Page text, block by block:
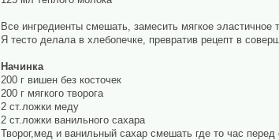
Все ингредиенты смешать, замесить мягкое
Я тесто делала в хлебопечке, превратив рецепт в
Начинка
200 г вишен без косточек
200 г мягкого творога
2 ст.ложки меду
2 ст.ложки ванильного сахара
Творог,мед и ванильный сахар смешать где то час перед